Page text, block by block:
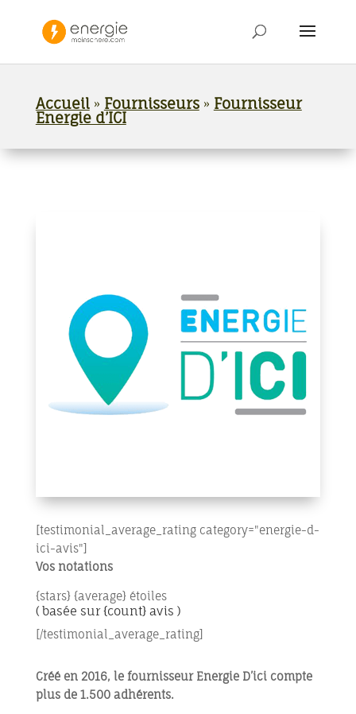
Accueil» Fournisseurs» Fournisseur
Energie d’ICI
[testimonial_average_rating category="energie-d-
ici-avis"]
Vos notations
{stars} {average} étoiles
( basée sur {count} avis )
[/testimonial_average_rating]
Créé en 2016, le fournisseur Energie D’ici compte
plus de 1.500 adhérents.